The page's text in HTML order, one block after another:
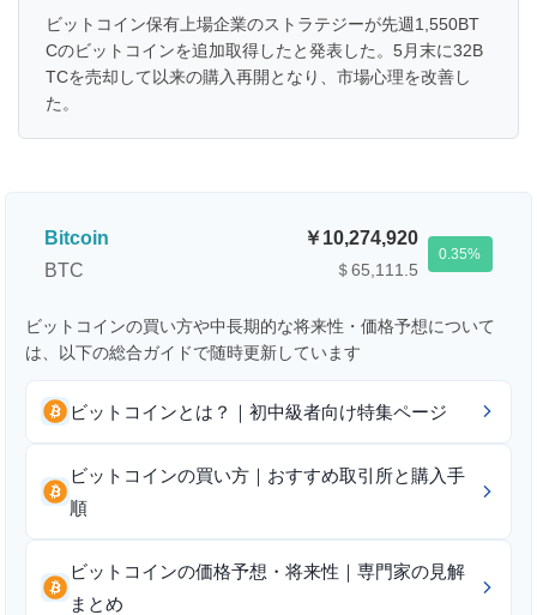
ビットコイン保有上場企業のストラテジーが先週1,550BT
Cのビットコインを追加取得したと発表した。5月末に32B
TCを売却して以来の購入再開となり、市場心理を改善し
た。
Bitcoin
BTC
10,274,920
＄65,111.5
0.35
ビットコインの買い方や中長期的な将来性・価格予想について
は、以下の総合ガイドで随時更新しています
ビットコインとは？｜初中級者向け特集ページ
ビットコインの買い方｜おすすめ取引所と購入手
順
ビットコインの価格予想・将来性｜専門家の見解
まとめ